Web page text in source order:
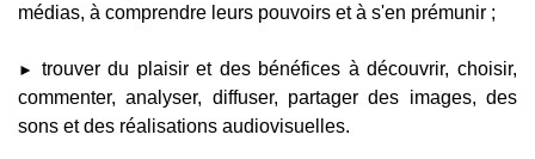
médias, à comprendre leurs pouvoirs et à s'en prémunir ;
►
trouver du plaisir et des bénéfices à découvrir, choisir,
commenter, analyser, diffuser, partager des images, des
sons et des réalisations audiovisuelles.